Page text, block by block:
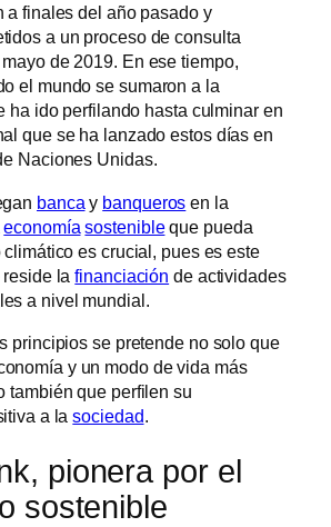
a finales del año pasado y
a un proceso de consulta
de 2019. En ese tiempo,
el mundo se sumaron a la
ha ido perfilando hasta culminar en
que se ha lanzado estos días en
Naciones Unidas.
banca y banqueros en la
economía sostenibleque pueda
es crucial, pues es este
reside lafinanciación de actividades
a nivel mundial.
principios se pretende no solo que
y un modo de vida más
también que perfilen su
a lasociedad.
pionera por el
sostenible